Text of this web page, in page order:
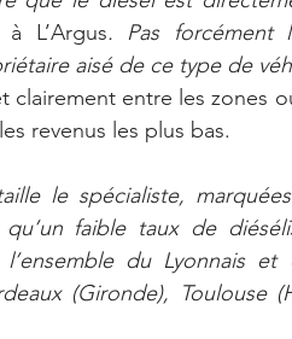
L’Argus. Pas forcément
aisé de ce type de
clairement entre les zones
revenus les plus bas.
le spécialiste,
faible taux de
du Lyonnais et
(Gironde), Toulouse